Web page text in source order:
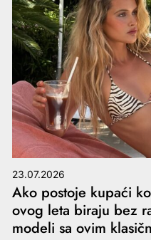
23.07.2026
Ako postoje kupaći
ovog leta biraju bez
modeli sa ovim